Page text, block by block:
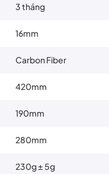
3 tháng
16mm
Carbon Fiber
420mm
190mm
280mm
230g ± 5g